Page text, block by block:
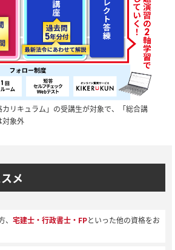
リキュラム」の受講生が対象で、「総合講
対象外
メ
宅建士・行政書士・FPといった他の資格をお